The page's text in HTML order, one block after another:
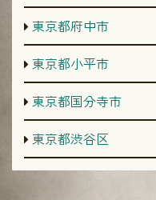
東京都府中市
東京都小平市
東京都国分寺市
東京都渋谷区